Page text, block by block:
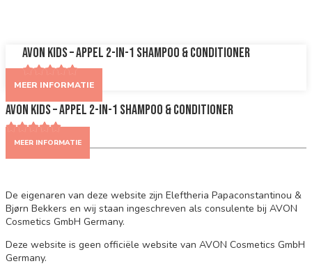
AVON Kids – Appel 2-in-1 Shampoo & Conditioner
MEER INFORMATIE
AVON Kids – Appel 2-in-1 Shampoo & Conditioner
MEER INFORMATIE
De eigenaren van deze website zijn Eleftheria Papaconstantinou &
Bjørn Bekkers en wij staan ingeschreven als consulente bij AVON
Cosmetics GmbH Germany.
Deze website is geen officiële website van AVON Cosmetics GmbH
Germany.